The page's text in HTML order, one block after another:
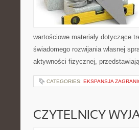
wartościowe materiały dotyczące
świadomego rozwijania własnej
aktywności fizycznej,
CATEGORIES: EKSPANSJA
CZYTELNICY